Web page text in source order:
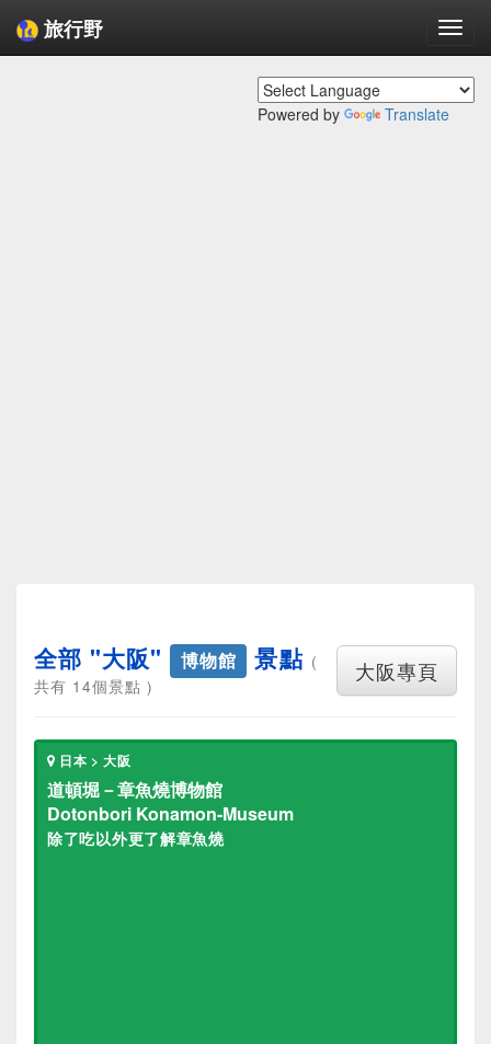
旅行野
Powered by Translate
大阪專頁
全部 "大阪" 博物館 景點 (
共有 14個景點 )
日本 > 大阪
道頓堀－章魚燒博物館
Dotonbori Konamon-Museum
除了吃以外更了解章魚燒